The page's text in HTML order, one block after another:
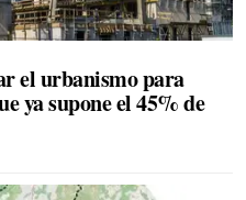
el urbanismo para
ya supone el 45% de